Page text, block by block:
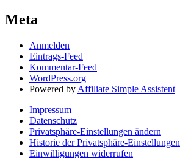
Meta
Anmelden
Eintrags-Feed
Kommentar-Feed
WordPress.org
Powered by Affiliate Simple Assistent
Impressum
Datenschutz
Privatsphäre-Einstellungen ändern
Historie der Privatsphäre-Einstellungen
Einwilligungen widerrufen